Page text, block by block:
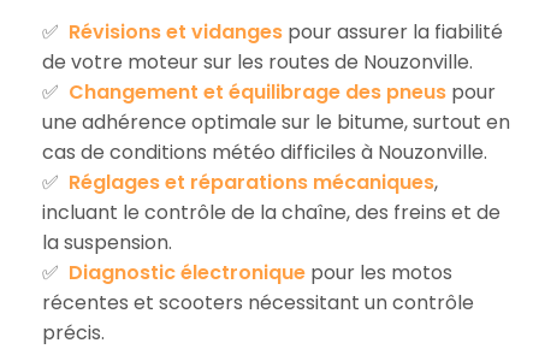
Révisions et vidanges pour assurer la fiabilité
de votre moteur sur les routes de Nouzonville.
Changement et équilibrage des pneus pour
une adhérence optimale sur le bitume, surtout en
cas de conditions météo difficiles à Nouzonville.
Réglages et réparations mécaniques,
incluant le contrôle de la chaîne, des freins et de
la suspension.
Diagnostic électronique pour les motos
récentes et scooters nécessitant un contrôle
précis.